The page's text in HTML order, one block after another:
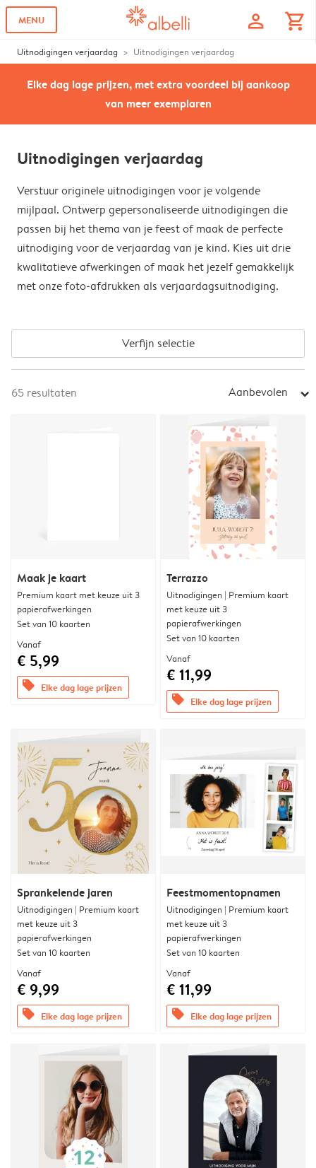
MENU profile shopping_cart
Uitnodigingen verjaardag Uitnodigingen verjaardag
Elke dag lage prijzen, met extra voordeel bij aankoop
van meer exemplaren
Uitnodigingen verjaardag
Verstuur originele uitnodigingen voor je volgende
mijlpaal. Ontwerp gepersonaliseerde uitnodigingen die
passen bij het thema van je feest of maak de perfecte
uitnodiging voor de verjaardag van je kind. Kies uit drie
kwalitatieve afwerkingen of maak het jezelf gemakkelijk
met onze foto-afdrukken als verjaardagsuitnodiging.
Verfijn selectie
65 resultaten Aanbevolen arrow_right
Maak je kaart
Premium kaart met keuze uit 3
papierafwerkingen
Set van 10 kaarten
Vanaf
€ 5,99
offers Elke dag lage prijzen
Terrazzo
Uitnodigingen | Premium kaart
met keuze uit 3
papierafwerkingen
Set van 10 kaarten
Vanaf
€ 11,99
offers Elke dag lage prijzen
Sprankelende jaren
Uitnodigingen | Premium kaart
met keuze uit 3
papierafwerkingen
Set van 10 kaarten
Vanaf
€ 9,99
offers Elke dag lage prijzen
Feestmomentopnamen
Uitnodigingen | Premium kaart
met keuze uit 3
papierafwerkingen
Set van 10 kaarten
Vanaf
€ 11,99
offers Elke dag lage prijzen